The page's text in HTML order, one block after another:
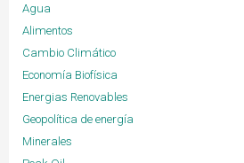
Agua
Alimentos
Cambio Climático
Economía Biofísica
Energias Renovables
Geopolítica de energía
Minerales